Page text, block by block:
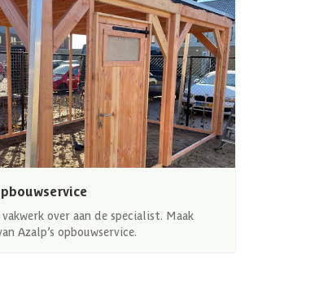
over aan de specialist. Maak
Azalp’s opbouwservice.